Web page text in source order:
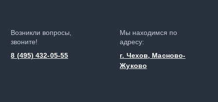
Возникли вопросы,
звоните!
8 (495) 432-05-55
Мы находимся по
адресу:
г. Чехов, Масново-
Жуково